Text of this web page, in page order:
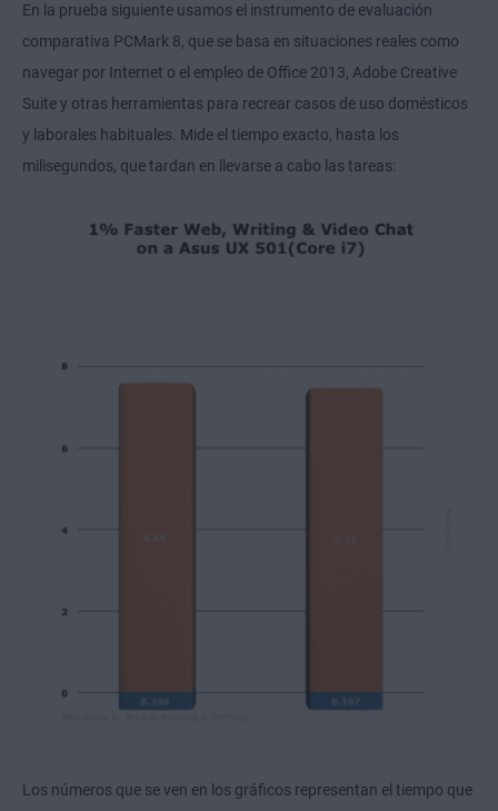
En la prueba siguiente usamos el instrumento de evaluación
comparativa PCMark 8, que se basa en situaciones reales como
navegar por Internet o el empleo de Office 2013, Adobe Creative
Suite y otras herramientas para recrear casos de uso domésticos
y laborales habituales. Mide el tiempo exacto, hasta los
milisegundos, que tardan en llevarse a cabo las tareas:
Los números que se ven en los gráficos representan el tiempo que